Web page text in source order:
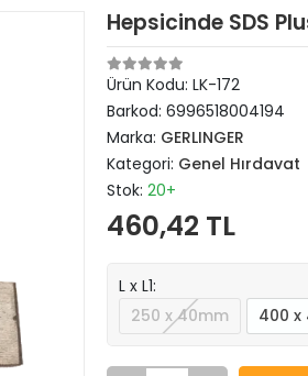
Hepsicinde SDS
Ürün Kodu: LK-172
Barkod: 6996518004194
Marka: GERLINGER
Kategori: Genel Hırdavat
Stok: 20+
460,42 TL
L x L1:
250 x 40mm
400 x